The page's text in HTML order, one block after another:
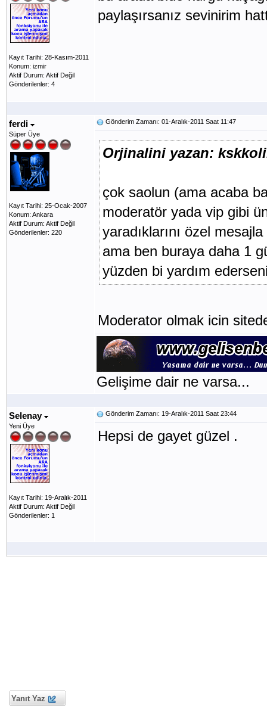
Kayıt Tarihi: 28-Kasım-2011
Konum: izmir
Aktif Durum: Aktif Değil
Gönderilenler: 4
paylaşırsanız sevinirim
ferdi
Süper Üye
Kayıt Tarihi: 25-Ocak-2007
Konum: Ankara
Aktif Durum: Aktif Değil
Gönderilenler: 220
Gönderim Zamanı: 01-Aralık-2011 Saat 11:47
Orjinalini yazan:
çok saolun (ama acaba
moderatör yada vip gibi
yaradıklarını özel
ama ben buraya daha 1
yüzden bi yardım
Moderator olmak icin
Gelişime dair ne varsa...
Selenay
Yeni Üye
Kayıt Tarihi: 19-Aralık-2011
Aktif Durum: Aktif Değil
Gönderilenler: 1
Gönderim Zamanı: 19-Aralık-2011 Saat 23:44
Hepsi de gayet güzel .
Yanıt Yaz